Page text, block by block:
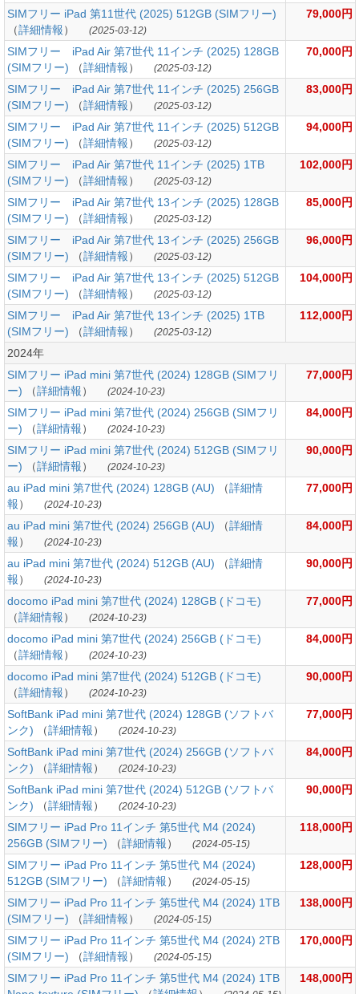
SIMフリー iPad 第11世代 (2025) 512GB (SIMフリー)
（詳細情報） (2025-03-12)
79,000円
SIMフリー iPad Air 第7世代 11インチ (2025) 128GB
(SIMフリー)
（詳細情報） (2025-03-12)
70,000円
SIMフリー iPad Air 第7世代 11インチ (2025) 256GB
(SIMフリー)
（詳細情報） (2025-03-12)
83,000円
SIMフリー iPad Air 第7世代 11インチ (2025) 512GB
(SIMフリー)
（詳細情報） (2025-03-12)
94,000円
SIMフリー iPad Air 第7世代 11インチ (2025) 1TB
(SIMフリー)
（詳細情報） (2025-03-12)
102,000円
SIMフリー iPad Air 第7世代 13インチ (2025) 128GB
(SIMフリー)
（詳細情報） (2025-03-12)
85,000円
SIMフリー iPad Air 第7世代 13インチ (2025) 256GB
(SIMフリー)
（詳細情報） (2025-03-12)
96,000円
SIMフリー iPad Air 第7世代 13インチ (2025) 512GB
(SIMフリー)
（詳細情報） (2025-03-12)
104,000円
SIMフリー iPad Air 第7世代 13インチ (2025) 1TB
(SIMフリー)
（詳細情報） (2025-03-12)
112,000円
2024年
SIMフリー iPad mini 第7世代 (2024) 128GB (SIMフリ
ー)
（詳細情報） (2024-10-23)
77,000円
SIMフリー iPad mini 第7世代 (2024) 256GB (SIMフリ
ー)
（詳細情報） (2024-10-23)
84,000円
SIMフリー iPad mini 第7世代 (2024) 512GB (SIMフリ
ー)
（詳細情報） (2024-10-23)
90,000円
au iPad mini 第7世代 (2024) 128GB (AU) （詳細情
報） (2024-10-23)
77,000円
au iPad mini 第7世代 (2024) 256GB (AU) （詳細情
報） (2024-10-23)
84,000円
au iPad mini 第7世代 (2024) 512GB (AU) （詳細情
報） (2024-10-23)
90,000円
docomo iPad mini 第7世代 (2024) 128GB (ドコモ)
（詳細情報） (2024-10-23)
77,000円
docomo iPad mini 第7世代 (2024) 256GB (ドコモ)
（詳細情報） (2024-10-23)
84,000円
docomo iPad mini 第7世代 (2024) 512GB (ドコモ)
（詳細情報） (2024-10-23)
90,000円
SoftBank iPad mini 第7世代 (2024) 128GB (ソフトバ
ンク)
（詳細情報） (2024-10-23)
77,000円
SoftBank iPad mini 第7世代 (2024) 256GB (ソフトバ
ンク)
（詳細情報） (2024-10-23)
84,000円
SoftBank iPad mini 第7世代 (2024) 512GB (ソフトバ
ンク)
（詳細情報） (2024-10-23)
90,000円
SIMフリー iPad Pro 11インチ 第5世代 M4 (2024)
256GB (SIMフリー)
（詳細情報） (2024-05-15)
118,000円
SIMフリー iPad Pro 11インチ 第5世代 M4 (2024)
512GB (SIMフリー)
（詳細情報） (2024-05-15)
128,000円
SIMフリー iPad Pro 11インチ 第5世代 M4 (2024) 1TB
(SIMフリー)
（詳細情報） (2024-05-15)
138,000円
SIMフリー iPad Pro 11インチ 第5世代 M4 (2024) 2TB
(SIMフリー)
（詳細情報） (2024-05-15)
170,000円
SIMフリー iPad Pro 11インチ 第5世代 M4 (2024) 1TB
148,000円